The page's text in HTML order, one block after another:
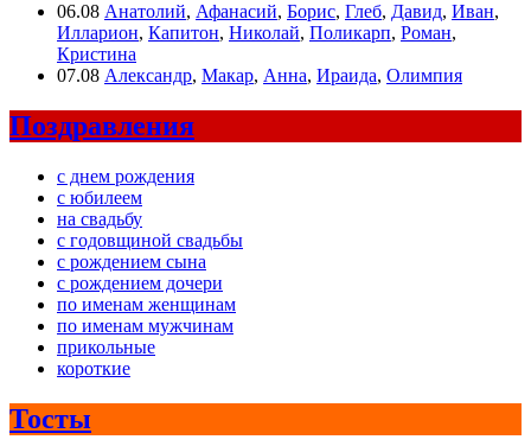
06.08 Анатолий, Афанасий, Борис, Глеб, Давид, Иван,
Илларион, Капитон, Николай, Поликарп, Роман,
Кристина
07.08 Александр, Макар, Анна, Ираида, Олимпия
Поздравления
с днем рождения
с юбилеем
на свадьбу
с годовщиной свадьбы
с рождением сына
с рождением дочери
по именам женщинам
по именам мужчинам
прикольные
короткие
Тосты